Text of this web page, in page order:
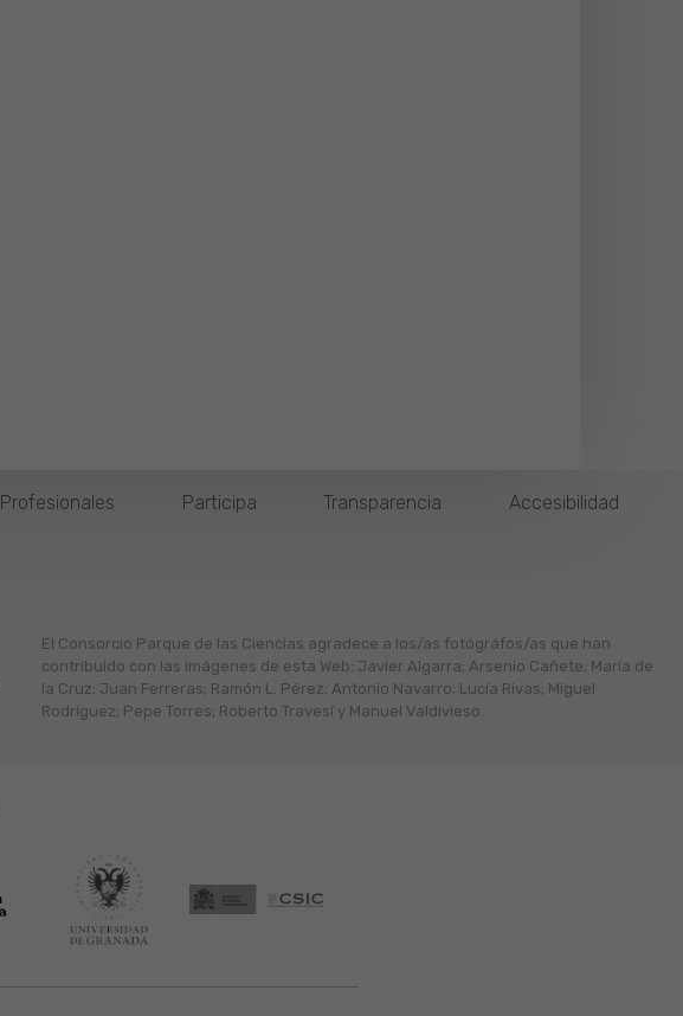
Profesionales Participa Transparencia Accesibilidad
El Consorcio Parque de las Ciencias agradece a los/as fotógráfos/as que han
contribuido con las imágenes de esta Web: Javier Algarra; Arsenio Cañete; María de
la Cruz; Juan Ferreras; Ramón L. Pérez; Antonio Navarro; Lucía Rivas; Miguel
Rodríguez; Pepe Torres; Roberto Travesí y Manuel Valdivieso.